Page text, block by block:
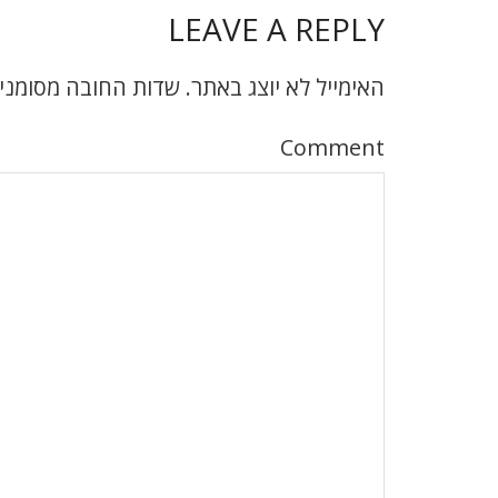
LEAVE A REPLY
האימייל לא יוצג באתר. שדות החובה
Comment